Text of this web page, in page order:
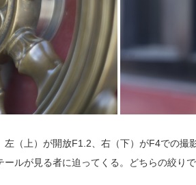
（上）が開放F1.2、右（下）がF4での
ルが見る者に迫ってくる。どちらの絞りで